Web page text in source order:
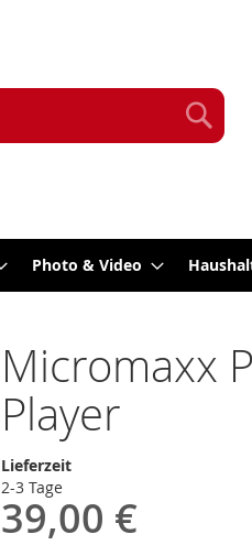
Photo & Video
Micromaxx
Player
Lieferzeit
2-3 Tage
39,00 €